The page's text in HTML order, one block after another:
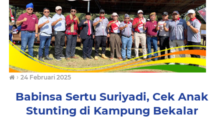
› 24 Februari 2025
Babinsa Sertu Suriyadi, Cek Anak
Stunting di Kampung Bekalar